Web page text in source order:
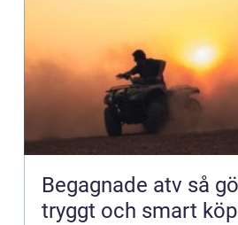
Begagnade atv så gör du ett
tryggt och smart köp